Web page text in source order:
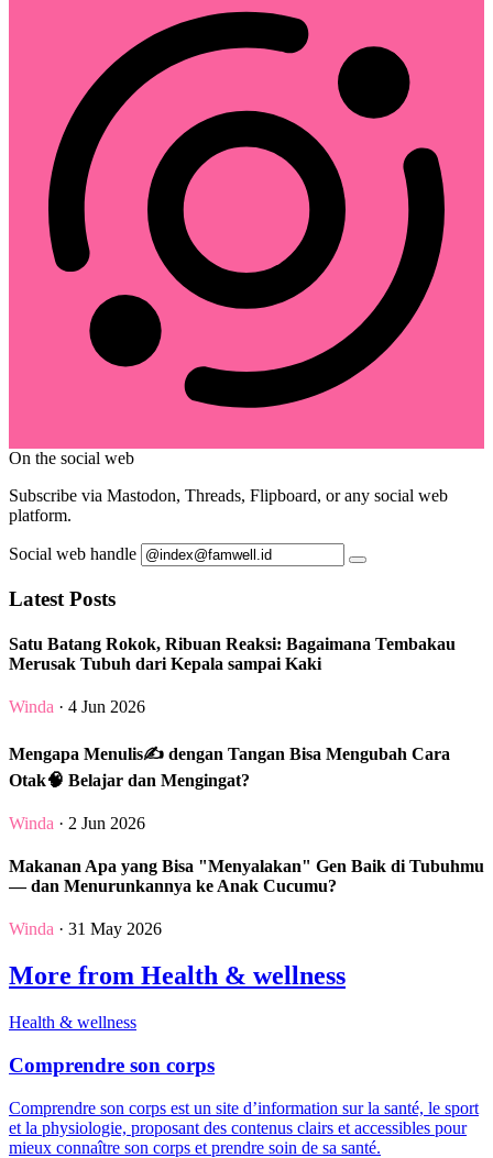
On the social web
Subscribe via Mastodon, Threads, Flipboard, or any social web
platform.
Social web handle
Latest Posts
Satu Batang Rokok, Ribuan Reaksi: Bagaimana Tembakau
Merusak Tubuh dari Kepala sampai Kaki
Winda · 4 Jun 2026
Mengapa Menulis✍️ dengan Tangan Bisa Mengubah Cara
Otak🧠 Belajar dan Mengingat?
Winda · 2 Jun 2026
Makanan Apa yang Bisa "Menyalakan" Gen Baik di Tubuhmu
— dan Menurunkannya ke Anak Cucumu?
Winda · 31 May 2026
More from Health & wellness
Health & wellness
Comprendre son corps
Comprendre son corps est un site d’information sur la santé, le sport
et la physiologie, proposant des contenus clairs et accessibles pour
mieux connaître son corps et prendre soin de sa santé.